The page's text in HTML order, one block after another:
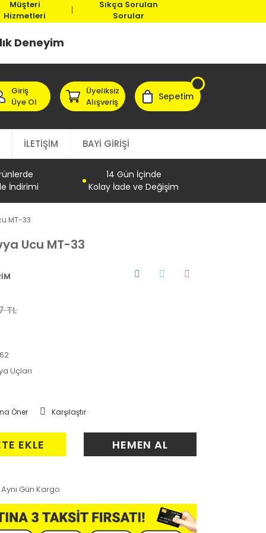
Müşteri
Hizmetleri
Sıkça Sorulan
Sorular
Deneyim
Giriş
Üye Ol
Üyeliksiz
Alışveriş
Sepetim
İLETİŞİM BAYİ GİRİŞİ
İndirimi
14 Gün İçinde
Kolay İade ve Değişim
MT-33
Ucu MT-33
TL
Uçları
Öner Karşılaştır
EKLE HEMEN AL
Aynı Gün Kargo